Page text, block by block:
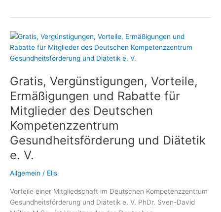
von
der
Mitgliedschaft
Deutschen
Kompetenzzentrum
Gesundheitsförderung
und
Diätetik
Gratis, Vergünstigungen, Vorteile,
Ermäßigungen und Rabatte für
Mitglieder des Deutschen
Kompetenzzentrum
Gesundheitsförderung und Diätetik
e. V.
Allgemein / Elis
Vorteile einer Mitgliedschaft im Deutschen Kompetenzzentrum
Gesundheitsförderung und Diätetik e. V. PhDr. Sven-David